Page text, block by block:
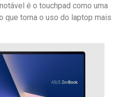
é o touchpad como uma
que torna o uso do laptop mais